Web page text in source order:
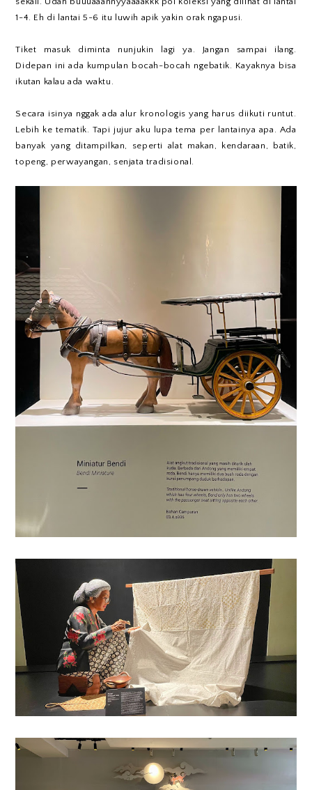
1-4. Eh di lantai 5-6 itu luwih apik yakin orak ngapusi.
Tiket masuk diminta nunjukin lagi ya. Jangan sampai ilang.
Didepan ini ada kumpulan bocah-bocah ngebatik. Kayaknya bisa
ikutan kalau ada waktu.
Secara isinya nggak ada alur kronologis yang harus diikuti runtut.
Lebih ke tematik. Tapi jujur aku lupa tema per lantainya apa. Ada
banyak yang ditampilkan, seperti alat makan, kendaraan, batik,
topeng, perwayangan, senjata tradisional.